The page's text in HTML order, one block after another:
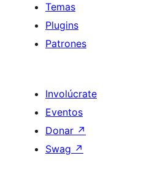
Temas
Plugins
Patrones
Involúcrate
Eventos
Donar ↗
Swag ↗